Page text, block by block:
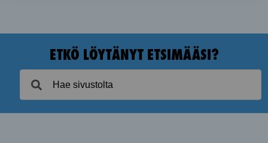
ETKÖ LÖYTÄNYT ETSIMÄÄSI?